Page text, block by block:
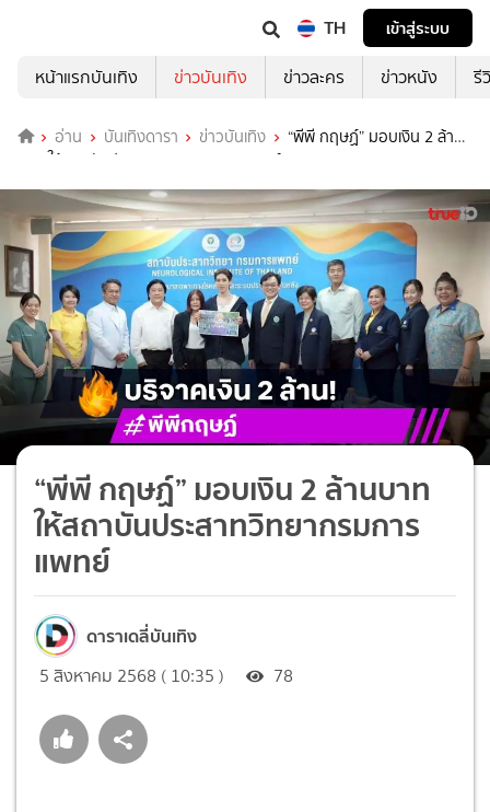
TH
เข้าสู่ระบบ
หน้าแรกบันเทิง
ข่าวบันเทิง ข่าวละคร ข่าวหนัง รี
อ่าน บันเทิงดารา ข่าวบันเทิง
“พีพี กฤษฏ์” มอบเงิน 2 ล้าน
บาท ให้สถาบันประสาทวิทยากรมการแพทย์
“พีพี กฤษฏ์” มอบเงิน 2 ล้านบาท
ให้สถาบันประสาทวิทยากรมการ
แพทย์
ดาราเดลี่บันเทิง
5 สิงหาคม 2568 ( 10:35 ) 78